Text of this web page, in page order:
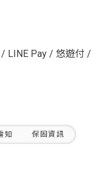
/ LINE Pay / 悠遊付 /
知 保固資訊